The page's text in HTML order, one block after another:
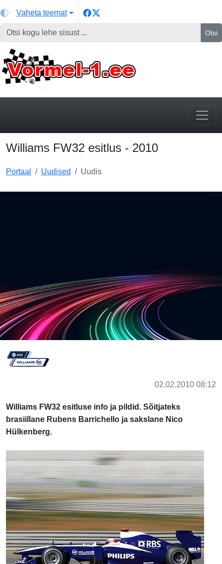
Vaheta teemat
Otsi
Williams FW32 esitlus - 2010
Portaal Uudised Uudis
02.02.2010 08:12
Williams FW32 esitluse info ja pildid. Sõitjateks
brasiillane Rubens Barrichello ja sakslane Nico
Hülkenberg.